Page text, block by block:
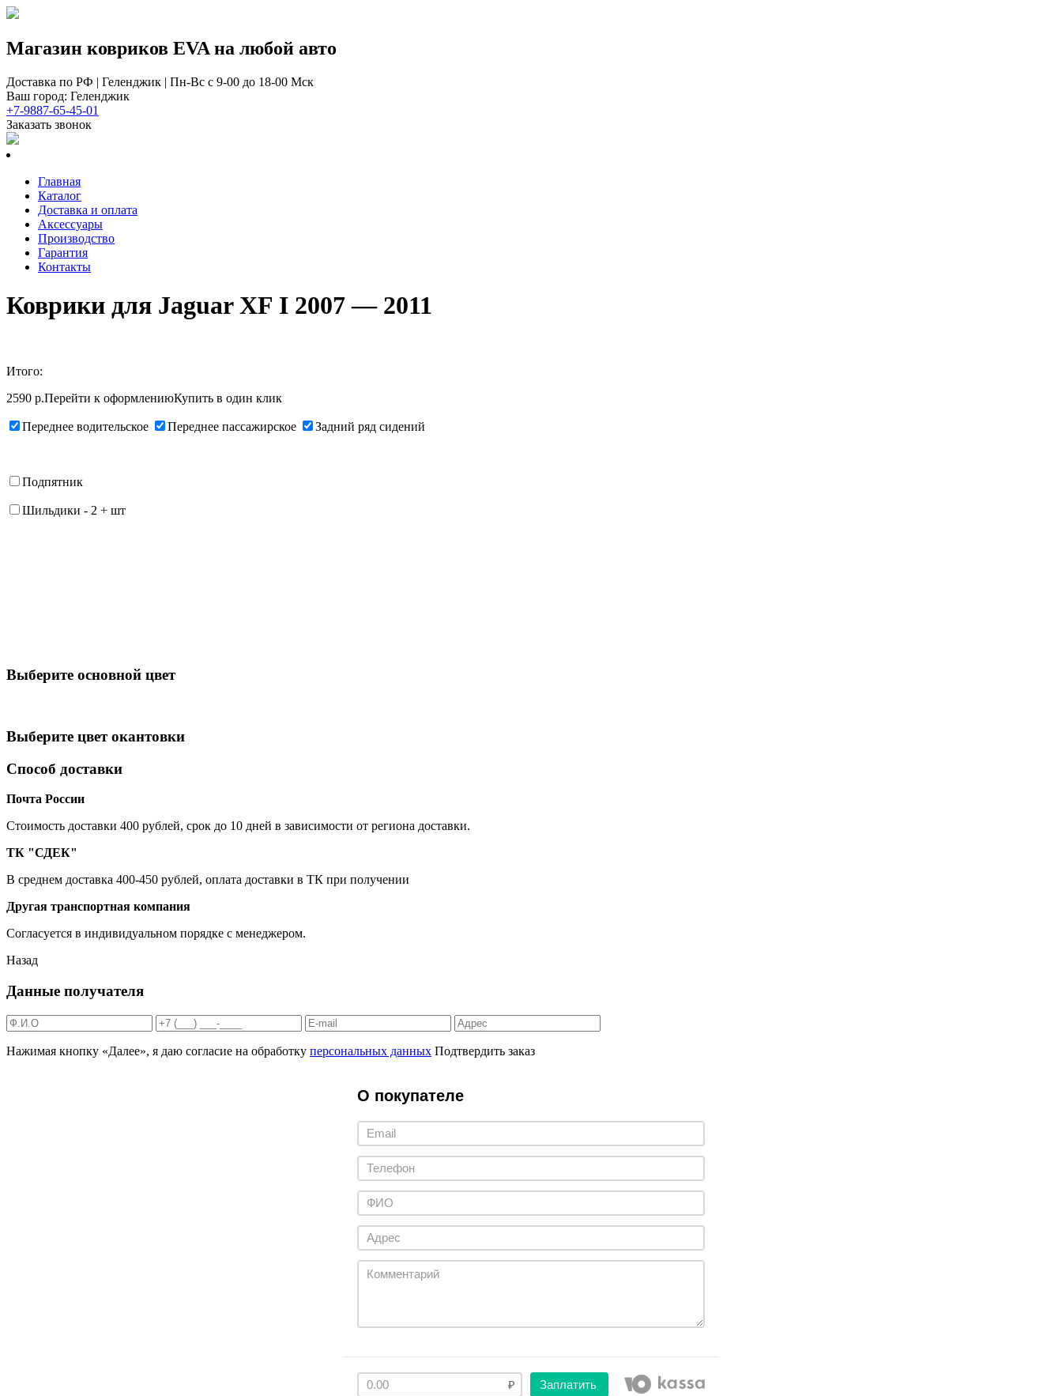
Магазин ковриков EVA ​на любой авто
Доставка по РФ | Геленджик | Пн-Вс с 9-00 до 18-00 Мск
Ваш город: Геленджик
+7-9887-65-45-01
Заказать звонок
Главная
Каталог
Доставка и оплата
Аксессуары
Производство
Гарантия
Контакты
Коврики для Jaguar XF I 2007 — 2011
Итого:
2590 р.Перейти к оформлениюКупить в один клик
Переднее водительское Переднее пассажирское Задний ряд сидений
Подпятник
Шильдики - 2 + шт
Выберите oсновной цвет
Выберите цвет окантовки
Способ доставки
Почта России
Cтоимость доставки 400 рублей, срок до 10 дней в зависимости от региона доставки.
ТК "СДЕК"
В среднем доставка 400-450 рублей, оплата доставки в ТК при получении
Другая транспортная компания
Согласуется в индивидуальном порядке с менеджером.
Назад
Данные получателя
Нажимая кнопку «Далее», я даю согласие на обработку персональных данных Подтвердить заказ
О покупателе
Заплатить